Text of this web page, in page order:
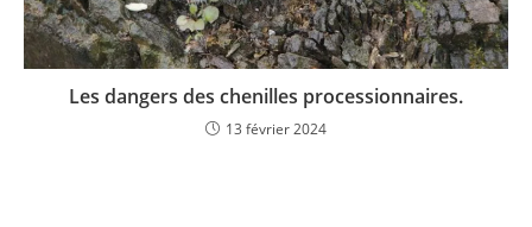
Les dangers des chenilles processionnaires.
13 février 2024